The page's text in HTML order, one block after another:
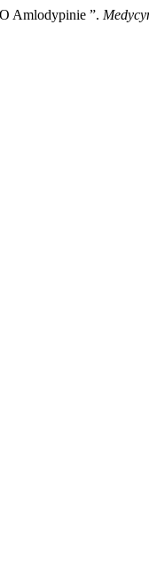
Amlodypinie ”.